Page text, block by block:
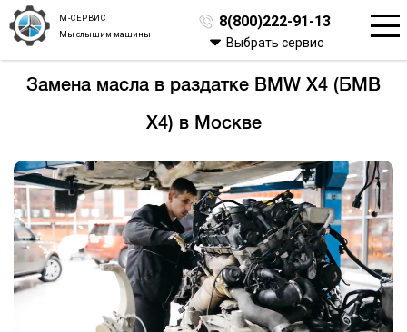
М-СЕРВИС
Мы слышим машины
8(800)222-91-13
Выбрать сервис
Замена масла в раздатке BMW X4 (БМВ
Х4) в Москве